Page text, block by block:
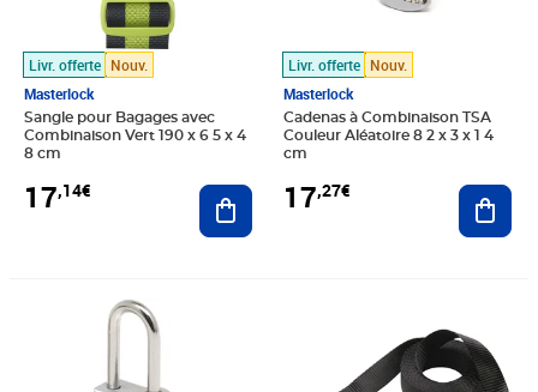
Livr. offerte Nouv.
Masterlock
Sangle pour Bagages avec
Combinaison Vert 190 x 6 5 x 4
8 cm
17,14€ Ajouter au panier
Livr. offerte Nouv.
Masterlock
Cadenas à Combinaison TSA
Couleur Aléatoire 8 2 x 3 x 1 4
cm
17,27€